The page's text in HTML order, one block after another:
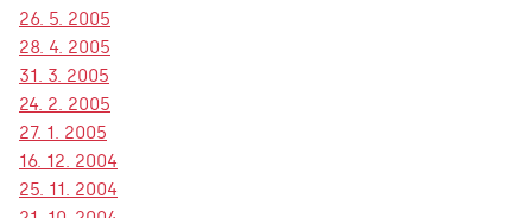
26. 5. 2005
28. 4. 2005
31. 3. 2005
24. 2. 2005
27. 1. 2005
16. 12. 2004
25. 11. 2004